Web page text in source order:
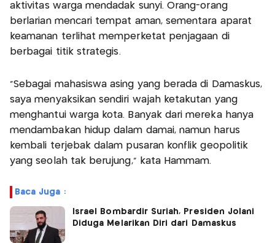
aktivitas warga mendadak sunyi. Orang-orang
berlarian mencari tempat aman, sementara aparat
keamanan terlihat memperketat penjagaan di
berbagai titik strategis.
“Sebagai mahasiswa asing yang berada di Damaskus,
saya menyaksikan sendiri wajah ketakutan yang
menghantui warga kota. Banyak dari mereka hanya
mendambakan hidup dalam damai, namun harus
kembali terjebak dalam pusaran konflik geopolitik
yang seolah tak berujung,” kata Hammam.
Baca Juga :
Israel Bombardir Suriah, Presiden Jolani
Diduga Melarikan Diri dari Damaskus